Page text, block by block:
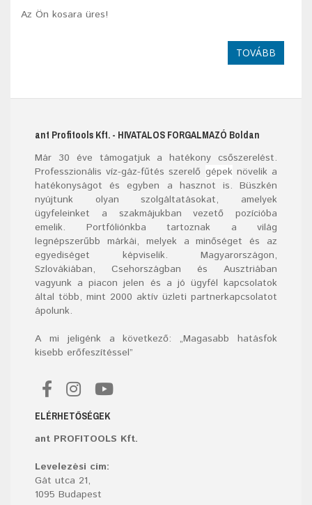
Az Ön kosara üres!
TOVÁBB
ant Profitools Kft. - HIVATALOS FORGALMAZÓ Boldan
Már 30 éve támogatjuk a hatékony csőszerelést.
Professzionális víz-gáz-fűtés szerelő gépeknövelik a
hatékonyságot és egyben a hasznot is. Büszkén
nyújtunk olyan szolgáltatásokat, amelyek
ügyfeleinket a szakmájukban vezető pozícióba
emelik. Portfóliónkba tartoznak a világ
legnépszerűbb márkái, melyek a minőséget és az
egyediséget képviselik. Magyarországon,
Szlovákiában, Csehországban és Ausztriában
vagyunk a piacon jelen és a jó ügyfél kapcsolatok
által több, mint 2000 aktív üzleti partnerkapcsolatot
ápolunk.
A mi jeligénk a következő: „Magasabb hatásfok
kisebb erőfeszítéssel”
ELÉRHETŐSÉGEK
ant PROFITOOLS Kft.
Levelezési cím:
Gát utca 21,
1095 Budapest